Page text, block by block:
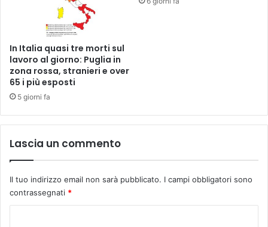
In Italia quasi tre morti sul
lavoro al giorno: Puglia in
zona rossa, stranieri e over
65 i più esposti
5 giorni fa
Lascia un commento
Il tuo indirizzo email non sarà pubblicato. I campi obbligatori sono
contrassegnati *